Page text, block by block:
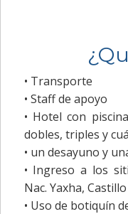
• Transporte
• Staff de apoyo
• Hotel con
dobles, triples y
• un desayuno y
• Ingreso a los
Nac. Yaxha,
• Uso de botiquín